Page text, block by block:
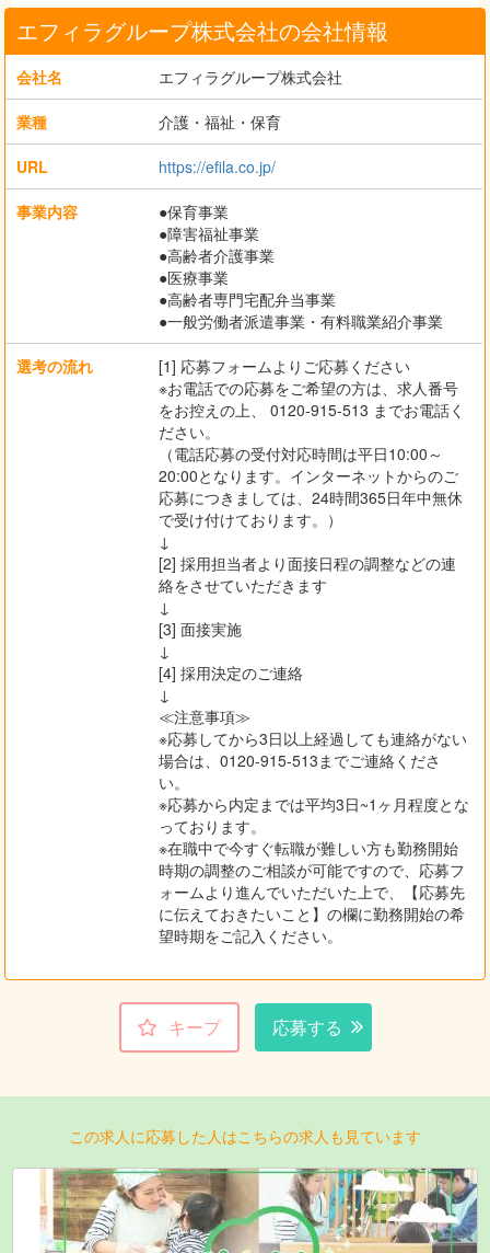
エフィラグループ株式会社の会社情報
会社名 エフィラグループ株式会社
業種 介護・福祉・保育
URL https://efila.co.jp/
事業内容
●保育事業
●障害福祉事業
●高齢者介護事業
●医療事業
●高齢者専門宅配弁当事業
●一般労働者派遣事業・有料職業紹介事業
選考の流れ
[1] 応募フォームよりご応募ください
※お電話での応募をご希望の方は、求人番号
をお控えの上、 0120-915-513 までお電話く
ださい。
（電話応募の受付対応時間は平日10:00～
20:00となります。インターネットからのご
応募につきましては、24時間365日年中無休
で受け付けております。）
↓
[2] 採用担当者より面接日程の調整などの連
絡をさせていただきます
↓
[3] 面接実施
↓
[4] 採用決定のご連絡
↓
≪注意事項≫
※応募してから3日以上経過しても連絡がない
場合は、0120-915-513までご連絡くださ
い。
※応募から内定までは平均3日~1ヶ月程度とな
っております。
※在職中で今すぐ転職が難しい方も勤務開始
時期の調整のご相談が可能ですので、応募フ
ォームより進んでいただいた上で、【応募先
に伝えておきたいこと】の欄に勤務開始の希
望時期をご記入ください。
キープ 応募する
この求人に応募した人はこちらの求人も見ています